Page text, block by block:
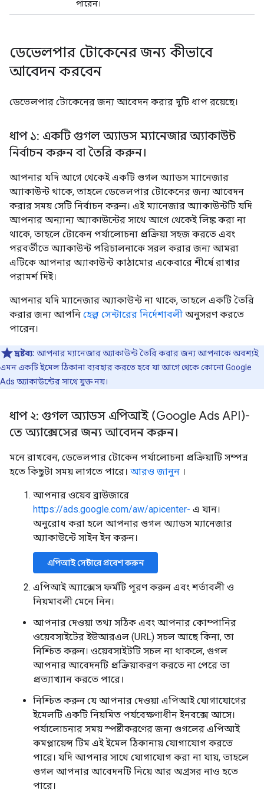
পারেন।
ডেভেলপার টোকেনের জন্য কীভাবে
আবেদন করবেন
ডেভেলপার টোকেনের জন্য আবেদন করার দুটি ধাপ রয়েছে।
ধাপ ১: একটি গুগল অ্যাডস ম্যানেজার অ্যাকাউন্ট
নির্বাচন করুন বা তৈরি করুন।
আপনার যদি আগে থেকেই একটি গুগল অ্যাডস ম্যানেজার
অ্যাকাউন্ট থাকে, তাহলে ডেভেলপার টোকেনের জন্য আবেদন
করার সময় সেটি নির্বাচন করুন। এই ম্যানেজার অ্যাকাউন্টটি যদি
আপনার অন্যান্য অ্যাকাউন্টের সাথে আগে থেকেই লিঙ্ক করা না
থাকে, তাহলে টোকেন পর্যালোচনা প্রক্রিয়া সহজ করতে এবং
পরবর্তীতে অ্যাকাউন্ট পরিচালনাকে সরল করার জন্য আমরা
এটিকে আপনার অ্যাকাউন্ট কাঠামোর একেবারে শীর্ষে রাখার
পরামর্শ দিই।
আপনার যদি ম্যানেজার অ্যাকাউন্ট না থাকে, তাহলে একটি তৈরি
করার জন্য আপনি হেল্প সেন্টারের নির্দেশাবলী অনুসরণ করতে
পারেন।
দ্রষ্টব্য: আপনার ম্যানেজার অ্যাকাউন্ট তৈরি করার জন্য আপনাকে অবশ্যই
এমন একটি ইমেল ঠিকানা ব্যবহার করতে হবে যা আগে থেকে কোনো Google
Ads অ্যাকাউন্টের সাথে যুক্ত নয়।
ধাপ ২: গুগল অ্যাডস এপিআই (Google Ads API)-
তে অ্যাক্সেসের জন্য আবেদন করুন।
মনে রাখবেন, ডেভেলপার টোকেন পর্যালোচনা প্রক্রিয়াটি সম্পন্ন
হতে কিছুটা সময় লাগতে পারে। আরও জানুন ।
আপনার ওয়েব ব্রাউজারে
https://ads.google.com/aw/apicenter- এ যান।
অনুরোধ করা হলে আপনার গুগল অ্যাডস ম্যানেজার
অ্যাকাউন্টে সাইন ইন করুন।
এপিআই সেন্টারে প্রবেশ করুন
এপিআই অ্যাক্সেস ফর্মটি পূরণ করুন এবং শর্তাবলী ও
নিয়মাবলী মেনে নিন।
আপনার দেওয়া তথ্য সঠিক এবং আপনার কোম্পানির
ওয়েবসাইটের ইউআরএল (URL) সচল আছে কিনা, তা
নিশ্চিত করুন। ওয়েবসাইটটি সচল না থাকলে, গুগল
আপনার আবেদনটি প্রক্রিয়াকরণ করতে না পেরে তা
প্রত্যাখ্যান করতে পারে।
নিশ্চিত করুন যে আপনার দেওয়া এপিআই যোগাযোগের
ইমেলটি একটি নিয়মিত পর্যবেক্ষণাধীন ইনবক্সে আসে।
পর্যালোচনার সময় স্পষ্টীকরণের জন্য গুগলের এপিআই
কমপ্লায়েন্স টিম এই ইমেল ঠিকানায় যোগাযোগ করতে
পারে। যদি আপনার সাথে যোগাযোগ করা না যায়, তাহলে
গুগল আপনার আবেদনটি নিয়ে আর অগ্রসর নাও হতে
পারে।